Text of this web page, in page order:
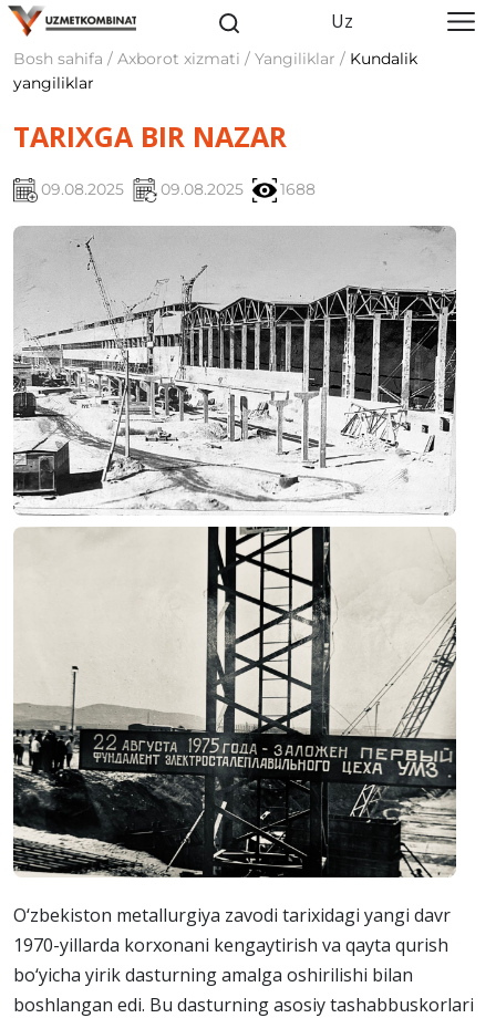
Uz
Bosh sahifa / Axborot xizmati / Yangiliklar / Kundalik
yangiliklar
TARIXGA BIR NAZAR
09.08.2025 09.08.2025 1688
O‘zbekiston metallurgiya zavodi tarixidagi yangi davr
1970-yillarda korxonani kengaytirish va qayta qurish
bo‘yicha yirik dasturning amalga oshirilishi bilan
boshlangan edi. Bu dasturning asosiy tashabbuskorlari